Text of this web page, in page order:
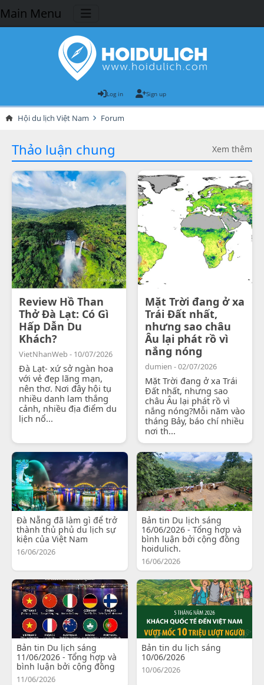
Main Menu
Log in Sign up
Hội du lịch Việt Nam Forum
Thảo luận chung Xem thêm
Review Hồ Than
Thở Đà Lạt: Có Gì
Hấp Dẫn Du
Khách?
VietNhanWeb - 10/07/2026
Đà Lạt- xứ sở ngàn hoa
với vẻ đẹp lãng mạn,
nên thơ. Nơi đây hội tụ
nhiều danh lam thắng
cảnh, nhiều địa điểm du
lịch nổ...
Mặt Trời đang ở xa
Trái Đất nhất,
nhưng sao châu
Âu lại phát rồ vì
nắng nóng
dumien - 02/07/2026
Mặt Trời đang ở xa Trái
Đất nhất, nhưng sao
châu Âu lại phát rồ vì
nắng nóng?Mỗi năm vào
tháng Bảy, báo chí nhiều
nơi th...
Đà Nẵng đã làm gì để trở
thành thủ phủ du lịch sự
kiện của Việt Nam
16/06/2026
Bản tin Du lịch sáng
16/06/2026 - Tổng hợp và
bình luận bởi cộng đồng
hoidulich.
16/06/2026
Bản tin Du lịch sáng
11/06/2026 - Tổng hợp và
bình luận bởi cộng đồng
11/06/2026
Bản tin du lịch sáng
10/06/2026
10/06/2026